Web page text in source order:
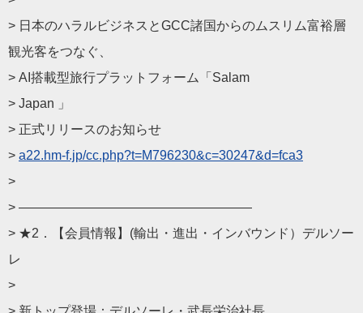
> 日本のハラルビジネスとGCC諸国からのムスリム富裕層
観光客をつなぐ、
> AI搭載型旅行プラットフォーム「Salam
> Japan 」
> 正式リリースのお知らせ
> a22.hm-f.jp/cc.php?t=M796230&c=30247&d=fca3
>
> ——————————————————
> ★2．【会員情報】(輸出・進出・インバウンド）デルソー
レ
>